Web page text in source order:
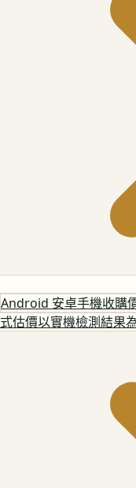
Android 安卓手機收購
式估價以實機檢測結果